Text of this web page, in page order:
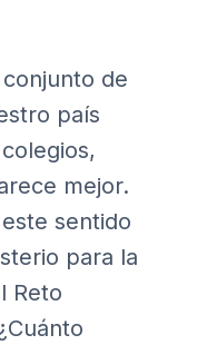
de
país
mejor.
sentido
para la
Reto